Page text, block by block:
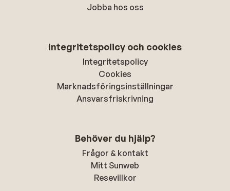
Jobba hos oss
Integritetspolicy och cookies
Integritetspolicy
Cookies
Marknadsföringsinställningar
Ansvarsfriskrivning
Behöver du hjälp?
Frågor & kontakt
Mitt Sunweb
Resevillkor